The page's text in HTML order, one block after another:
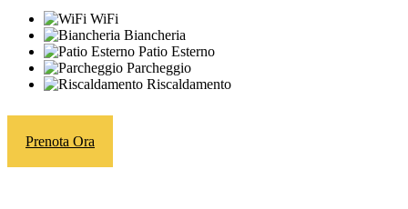
WiFi
Biancheria
Patio Esterno
Parcheggio
Riscaldamento
Prenota Ora